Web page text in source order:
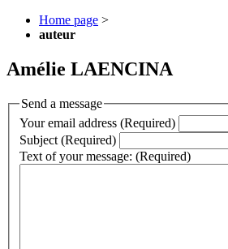
Home page >
auteur
Amélie LAENCINA
Send a message
Your email address (Required)
Subject (Required)
Text of your message: (Required)